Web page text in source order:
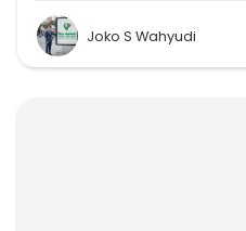
Joko S Wahyudi